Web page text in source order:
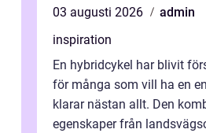
03 augusti 2026
admin
inspiration
En hybridcykel har blivit
för många som vill ha en
klarar nästan allt. Den
egenskaper från